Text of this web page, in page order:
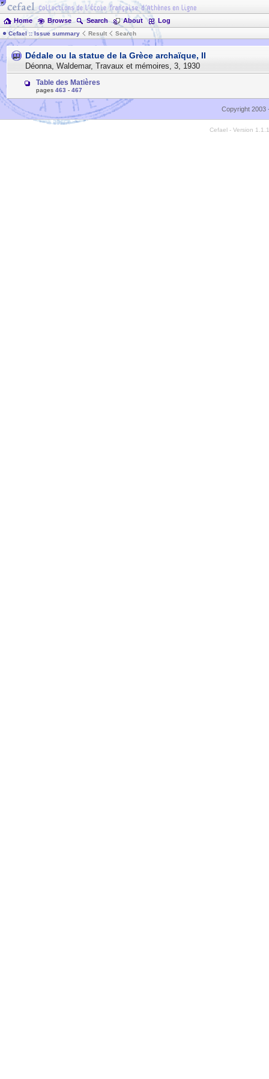
Home Browse Search About Log
Cefael :: Issue summary Result Search
Dédale ou la statue de la Grèce archaïque, II
Déonna, Waldemar, Travaux et mémoires, 3, 1930
Table des Matières
pages 463 - 467
Copyright 2003
Cefael - Version